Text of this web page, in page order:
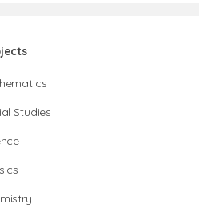
Studies